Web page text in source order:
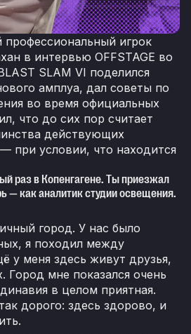
игрок
в интервью OFFSTAGE во
SLAM VI поделился
амплуа, дал советы по
во время официальных
что до сих пор считает
действующих
при условии, что находится
раз в Копенгагене. Ты приезжал
— как аналитик студии освещения.
город. У нас было
я походил между
у меня здесь живут друзья,
Город мне показался очень
в целом приятная.
дорого: здесь здорово, и